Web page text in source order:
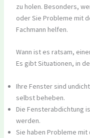
zu holen. Besonders,
oder Sie Probleme mit
Fachmann helfen.
Wann ist es ratsam,
Es gibt Situationen, in
Ihre Fenster sind
selbst beheben.
Die Fensterabdichtung
werden.
Sie haben Probleme